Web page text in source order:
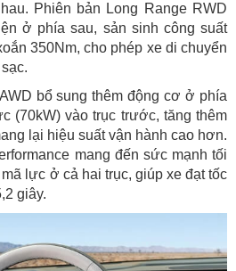
Phiên bản Long Range RWD
ở phía sau, sản sinh công suất
350Nm, cho phép xe di chuyển
bổ sung thêm động cơ ở phía
(70kW) vào trục trước, tăng thêm
lại hiệu suất vận hành cao hơn.
mang đến sức mạnh tối
lực ở cả hai trục, giúp xe đạt tốc
giây.